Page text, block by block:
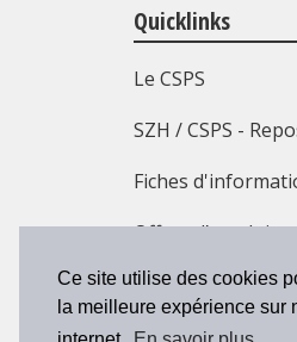
Ce site utilise des cookies
la meilleure expérience sur
Quicklinks
Le CSPS
SZH / CSPS -
Fiches
Offres d’emploi
Formation
Contact